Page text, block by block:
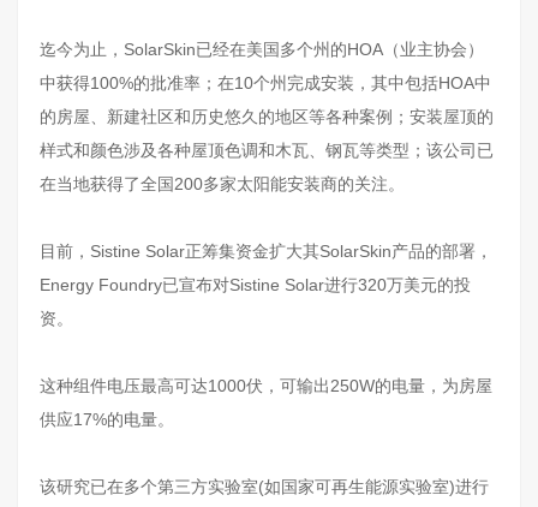
迄今为止，SolarSkin已经在美国多个州的HOA（业主协会）
中获得100%的批准率；在10个州完成安装，其中包括HOA中
的房屋、新建社区和历史悠久的地区等各种案例；安装屋顶的
样式和颜色涉及各种屋顶色调和木瓦、钢瓦等类型；该公司已
在当地获得了全国200多家太阳能安装商的关注。
目前，Sistine Solar正筹集资金扩大其SolarSkin产品的部署，
Energy Foundry已宣布对Sistine Solar进行320万美元的投
资。
这种组件电压最高可达1000伏，可输出250W的电量，为房屋
供应17%的电量。
该研究已在多个第三方实验室(如国家可再生能源实验室)进行